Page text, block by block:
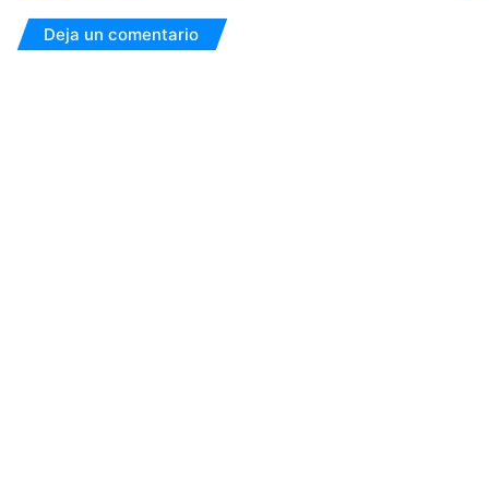
Deja un comentario